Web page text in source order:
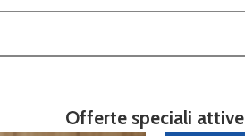
Offerte speciali attive